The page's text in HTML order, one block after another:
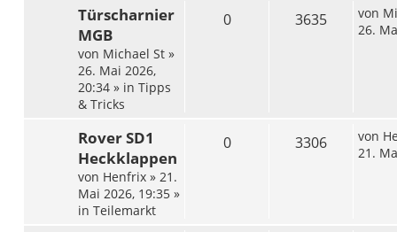
Türscharnier
MGB
von Michael St »
26. Mai 2026,
20:34 » in Tipps
& Tricks
0 3635 von
26.
Rover SD1
Heckklappen
von Henfrix » 21.
Mai 2026, 19:35 »
in Teilemarkt
0 3306 von
21.